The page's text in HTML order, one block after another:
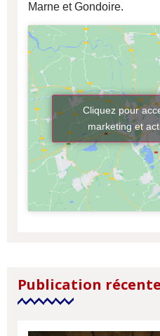
Marne et Gondoire.
Cliquez pour
marketing et
Publication récente